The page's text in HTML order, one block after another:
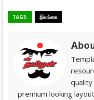
TAGS: இலங்கை
premium looking